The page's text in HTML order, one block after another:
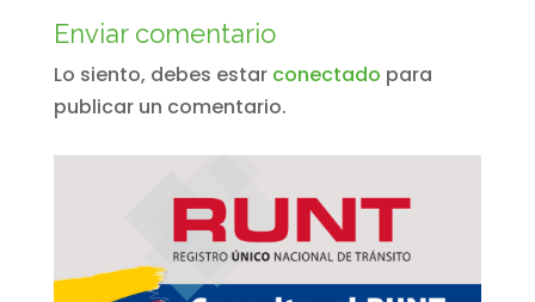
Enviar comentario
Lo siento, debes estar conectado para
publicar un comentario.